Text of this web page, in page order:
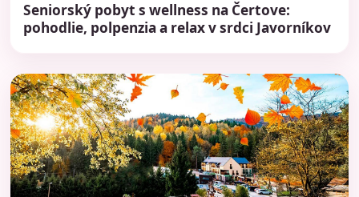
Seniorský pobyt s wellness na Čertove:
pohodlie, polpenzia a relax v srdci Javorníkov